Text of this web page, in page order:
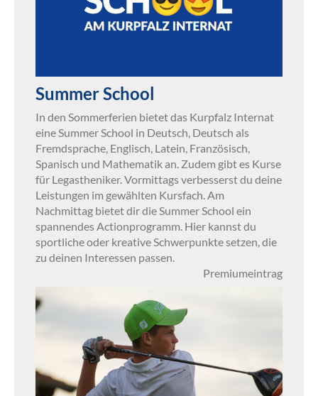
Summer School
In den Sommerferien bietet das Kurpfalz Internat
eine Summer School in Deutsch, Deutsch als
Fremdsprache, Englisch, Latein, Französisch,
Spanisch und Mathematik an. Zudem gibt es Kurse
für Legastheniker. Vormittags verbesserst du deine
Leistungen im gewählten Kursfach. Am
Nachmittag bietet dir die Summer School ein
spannendes Actionprogramm. Hier kannst du
sportliche oder kreative Schwerpunkte setzen, die
zu deinen Interessen passen.
Premiumeintrag